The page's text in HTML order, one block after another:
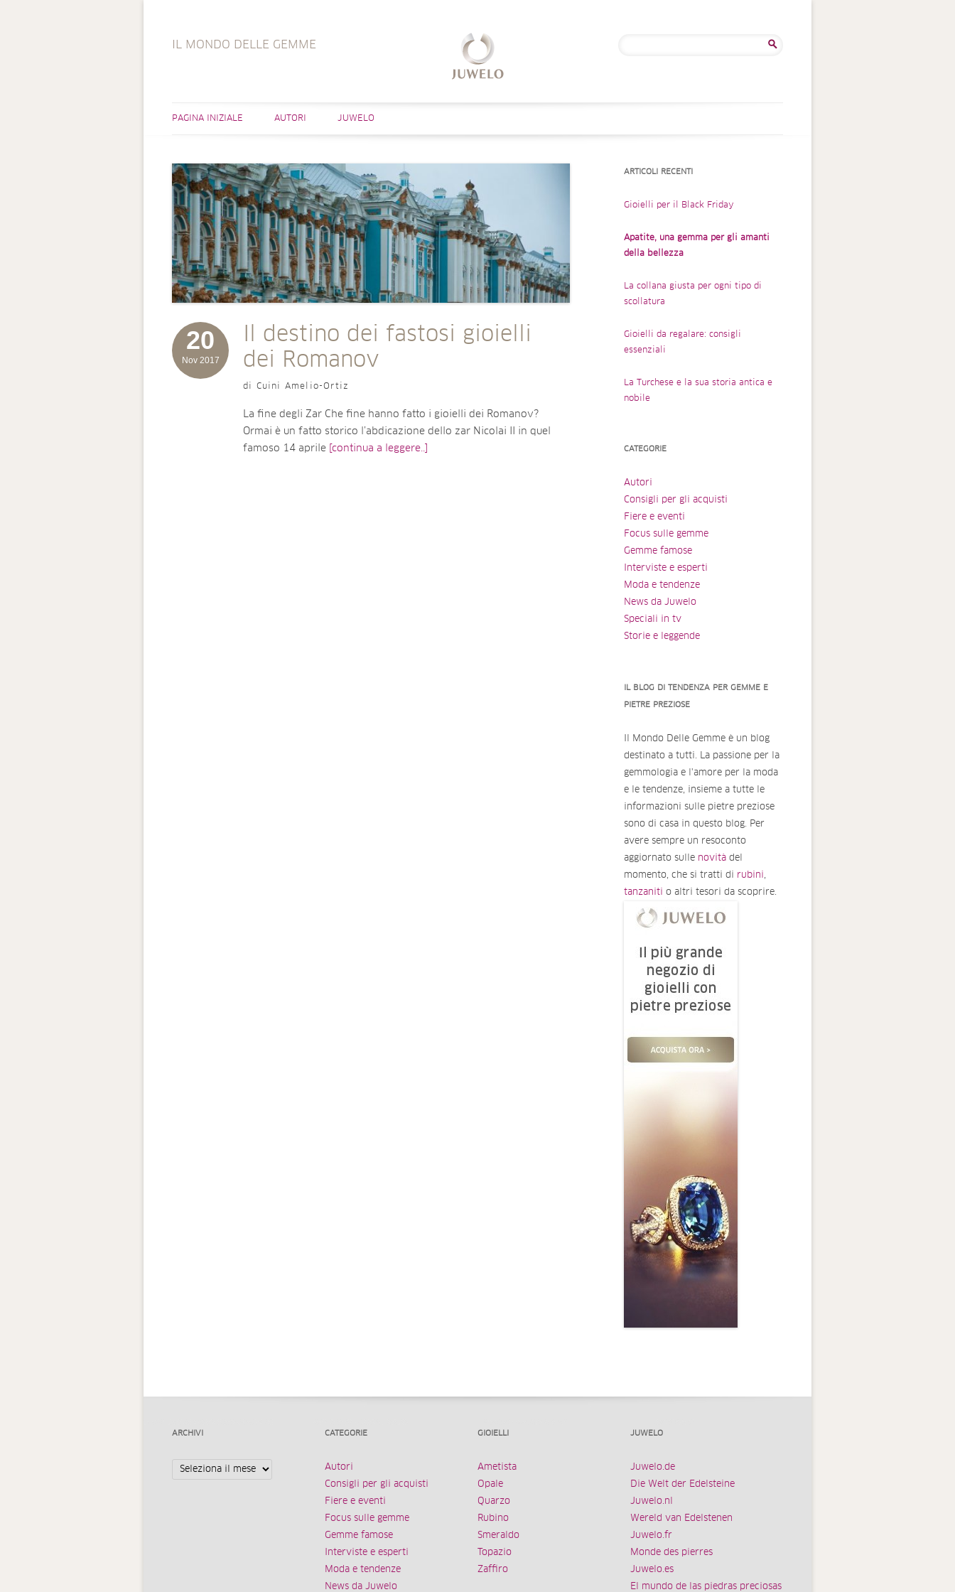
IL MONDO DELLE GEMME
PAGINA INIZIALE AUTORI JUWELO
20
Nov 2017
Il destino dei fastosi gioielli
dei Romanov
di Cuini Amelio-Ortiz
La fine degli Zar Che fine hanno fatto i gioielli dei Romanov?
Ormai è un fatto storico l’abdicazione dello zar Nicolai II in quel
famoso 14 aprile [continua a leggere..]
ARTICOLI RECENTI
Gioielli per il Black Friday
Apatite, una gemma per gli amanti
della bellezza
La collana giusta per ogni tipo di
scollatura
Gioielli da regalare: consigli
essenziali
La Turchese e la sua storia antica e
nobile
CATEGORIE
Autori
Consigli per gli acquisti
Fiere e eventi
Focus sulle gemme
Gemme famose
Interviste e esperti
Moda e tendenze
News da Juwelo
Speciali in tv
Storie e leggende
IL BLOG DI TENDENZA PER GEMME E
PIETRE PREZIOSE
Il Mondo Delle Gemme è un blog
destinato a tutti. La passione per la
gemmologia e l'amore per la moda
e le tendenze, insieme a tutte le
informazioni sulle pietre preziose
sono di casa in questo blog. Per
avere sempre un resoconto
aggiornato sulle novità del
momento, che si tratti di rubini,
tanzaniti o altri tesori da scoprire.
ARCHIVI
Archivi
CATEGORIE
Autori
Consigli per gli acquisti
Fiere e eventi
Focus sulle gemme
Gemme famose
Interviste e esperti
Moda e tendenze
News da Juwelo
GIOIELLI
Ametista
Opale
Quarzo
Rubino
Smeraldo
Topazio
Zaffiro
JUWELO
Juwelo.de
Die Welt der Edelsteine
Juwelo.nl
Wereld van Edelstenen
Juwelo.fr
Monde des pierres
Juwelo.es
El mundo de las piedras preciosas